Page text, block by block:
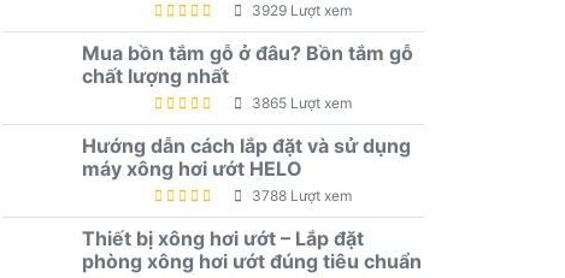
3929 Lượt xem
Mua bồn tắm gỗ ở đâu? Bồn tắm gỗ
chất lượng nhất
3865 Lượt xem
Hướng dẫn cách lắp đặt và sử dụng
máy xông hơi ướt HELO
3788 Lượt xem
Thiết bị xông hơi ướt – Lắp đặt
phòng xông hơi ướt đúng tiêu chuẩn